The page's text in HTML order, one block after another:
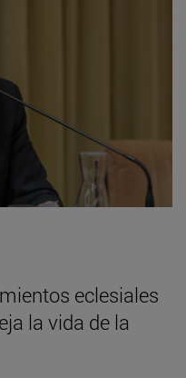
eclesiales
la vida de la